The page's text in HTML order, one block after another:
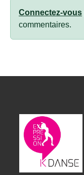
Connectez-vous
commentaires.